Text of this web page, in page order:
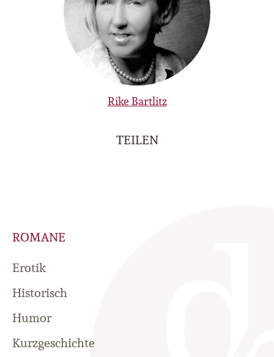
Rike Bartlitz
TEILEN
ROMANE
Erotik
Historisch
Humor
Kurzgeschichte